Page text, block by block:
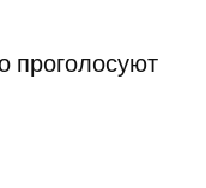
проголосуют